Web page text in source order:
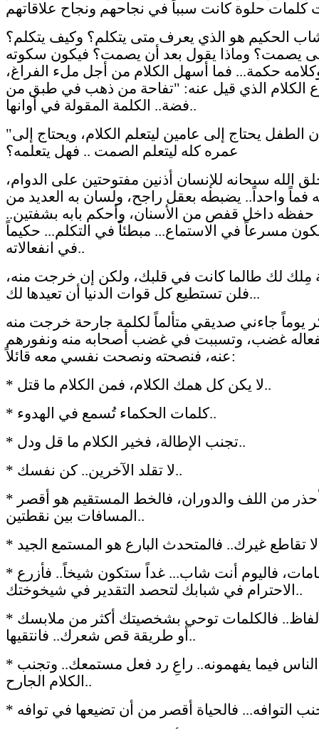
الحكيم هو الذي يعرف متى يتكلم؟ وكيف يتكلم؟
يصمت؟ وماذا يقول بعد أن يصمت؟ فيكون سكوته
حكمة... فما أسهل الكلام من أجل ملء الفراغ،
الكلام الذي قيل عنه: "تفاحة من ذهب في طبق من
فضة.. الكلمة المقولة في أوانها..
"والواقع أن الطفل يحتاج إلى عامين ليتعلم الكلام، ويحتاج إلى
عمره كله ليتعلم الصمت .. فهل يتعلمه؟
الله سبحانه للإنسان أذنين مفتوحتين على الدوام،
فماً واحداً.. يضبطه بعقل راجح، ولسان به العديد من
حفظه داخل قفص من الأسنان، وأحكم بابه بشفتين..
مسرعاً في الاستماع... مبطئاً في التكلم... حكيماً
في انفعالاته..
مِلك لك طالما كانت في قلبك، ولكن إن خرجت منه،
فلن تستطيع كل قوات الدنيا أن تعيدها لك...
يوماً جاءني صديقي متألماً لكلمة جارحة خرجت منه
غضب، وتسببت في غضب أصحابه منه ونفورهم
عنه، فنصحته ونصحت نفسي معه قائلاً:
* لا يكن كل همك الكلام، فمن الكلام ما قتل..
* كلمات الحكماء تُسمع في الهدوء..
* تجنب الإطالة، فخير الكلام ما قل ودل..
* لا تقلد الآخرين.. كن نفسك..
* أحذر من اللف والدوران، فالخط المستقيم هو أقصر
المسافات بين نقطتين..
* راعِ المقامات، فاليوم أنت شاب... غداً ستكون شيخاً.. فأزرع
الاحترام في شبابك لتحصد التقدير في شيخوختك..
* أنتقِ الألفاظ.. فالكلمات توحي بشخصيتك أكثر من ملابسك
أو طريقة قص شعرك.. فانتقيها..
* ناقش الناس فيما يفهمونه.. راعِ رد فعل مستمعك.. وتجنب
الكلام الجارح..